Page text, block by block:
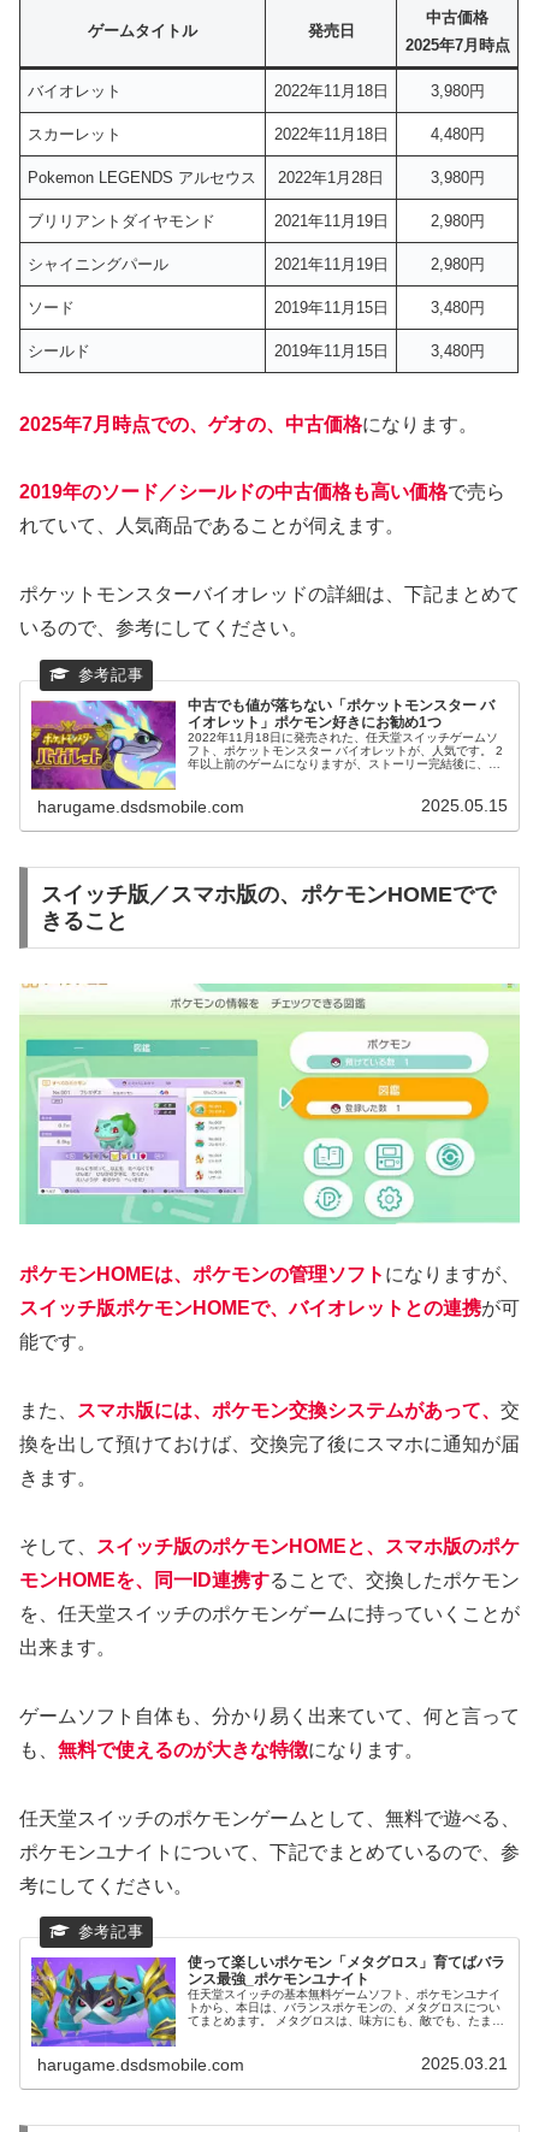
ゲームタイトル 発売日
中古価格
2025年7月時点
バイオレット 2022年11月18日 3,980円
スカーレット 2022年11月18日 4,480円
Pokemon LEGENDS アルセウス 2022年1月28日 3,980円
ブリリアントダイヤモンド 2021年11月19日 2,980円
シャイニングパール 2021年11月19日 2,980円
ソード 2019年11月15日 3,480円
シールド 2019年11月15日 3,480円
2025年7月時点での、ゲオの、中古価格になります。
2019年のソード／シールドの中古価格も高い価格で売ら
れていて、人気商品であることが伺えます。
ポケットモンスターバイオレッドの詳細は、下記まとめて
いるので、参考にしてください。
中古でも値が落ちない「ポケットモンスター バ
イオレット」ポケモン好きにお勧め1つ
2022年11月18日に発売された、任天堂スイッチゲームソ
フト、ポケットモンスター バイオレットが、人気です。 2
年以上前のゲームになりますが、ストーリー完結後に、楽
とで、長く遊べるゲームとして、注目されています。
harugame.dsdsmobile.com 2025.05.15
スイッチ版／スマホ版の、ポケモンHOMEでで
きること
ポケモンHOMEは、ポケモンの管理ソフト になりますが、
スイッチ版ポケモンHOMEで、バイオレットとの連携が可
能です。
また、 スマホ版には、ポケモン交換システムがあって、 交
換を出して預けておけば、交換完了後にスマホに通知が届
きます。
そして、
スイッチ版のポケモンHOMEと、スマホ版のポケ
モンHOMEを、同一ID連携することで、交換したポケモン
を、任天堂スイッチのポケモンゲームに持っていくことが
出来ます。
ゲームソフト自体も、分かり易く出来ていて、何と言って
も、 無料で使えるのが大きな特徴になります。
任天堂スイッチのポケモンゲームとして、無料で遊べる、
ポケモンユナイトについて、下記でまとめているので、参
考にしてください。
使って楽しいポケモン「メタグロス」育てばバラ
ンス最強_ポケモンユナイト
任天堂スイッチの基本無料ゲームソフト、ポケモンユナイ
トから、本日は、バランスポケモンの、メタグロスについ
てまとめます。 メタグロスは、味方にも、敵でも、たまに
抜けて成長が遅いポケモンですが、使っていて楽しいポケ
モンであることも事実です。
harugame.dsdsmobile.com 2025.03.21